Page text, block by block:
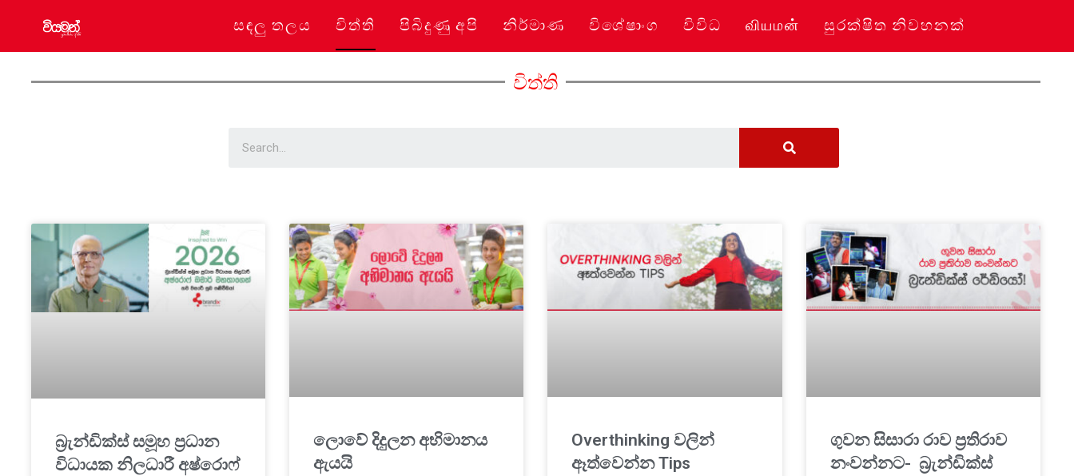
සඳලු තලය විත්ති පිබිදුණු අපි නිර්මාණ විශේෂාංග විවිධ வியமன் සුරක්ෂිත නිවහනක්
විත්ති
බ්‍රැන්ඩික්ස් සමූහ ප්‍රධාන
විධායක නිලධාරී අෂ්රොෆ්
ලොවේ දිදුලන අභිමානය
ඇයයි
Overthinking වලින්
ඈත්වෙන්න Tips
ගුවන සිසාරා රාව ප්‍රතිරාව
නංවන්නට- බ්‍රැන්ඩික්ස්